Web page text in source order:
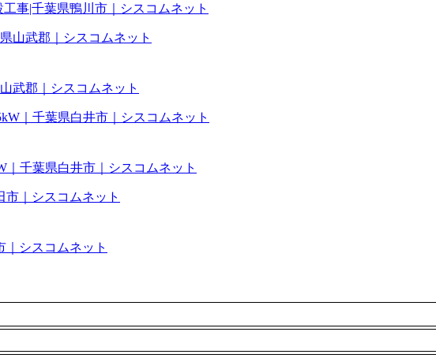
事|千葉県鴨川市｜シスコムネット
武郡｜シスコムネット
｜千葉県白井市｜シスコムネット
｜シスコムネット